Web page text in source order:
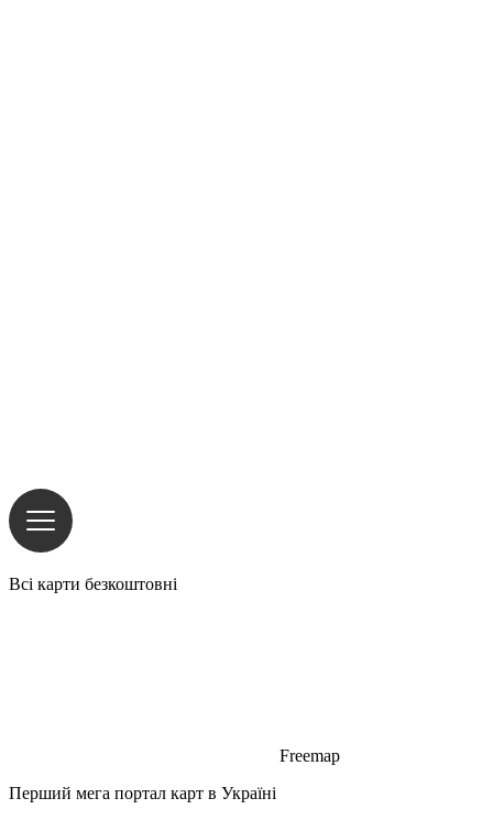
Всі карти безкоштовні
Freemap
Перший мега портал карт в Україні